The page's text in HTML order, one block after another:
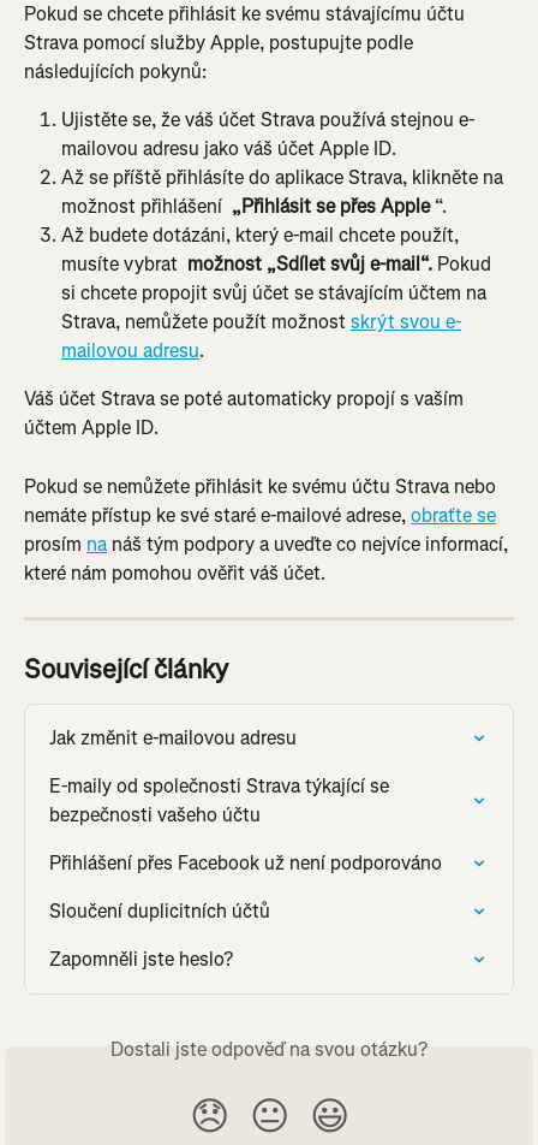
Pokud se chcete přihlásit ke svému stávajícímu účtu
Strava pomocí služby Apple, postupujte podle
následujících pokynů:
Ujistěte se, že váš účet Strava používá stejnou e-
mailovou adresu jako váš účet Apple ID.
Až se příště přihlásíte do aplikace Strava, klikněte na
možnost přihlášení „Přihlásit se přes Apple “.
Až budete dotázáni, který e-mail chcete použít,
musíte vybrat možnost „Sdílet svůj e-mail“. Pokud
si chcete propojit svůj účet se stávajícím účtem na
Strava, nemůžete použít možnost skrýt svou e-
mailovou adresu.
Váš účet Strava se poté automaticky propojí s vaším
účtem Apple ID.
Pokud se nemůžete přihlásit ke svému účtu Strava nebo
nemáte přístup ke své staré e-mailové adrese, obraťte se
prosím na náš tým podpory a uveďte co nejvíce informací,
které nám pomohou ověřit váš účet.
Související články
Jak změnit e-mailovou adresu
E-maily od společnosti Strava týkající se
bezpečnosti vašeho účtu
Přihlášení přes Facebook už není podporováno
Sloučení duplicitních účtů
Zapomněli jste heslo?
Dostali jste odpověď na svou otázku?
😞 😐 😃